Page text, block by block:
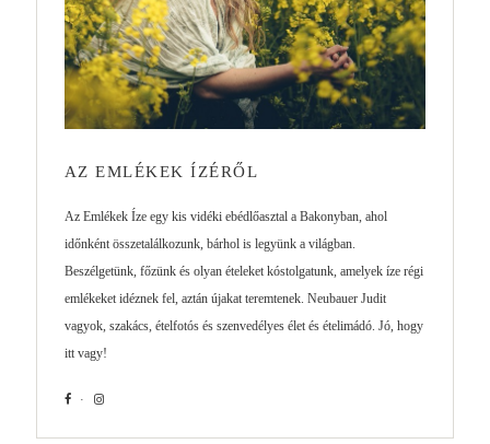
AZ EMLÉKEK ÍZÉRŐL
Az Emlékek Íze egy kis vidéki ebédlőasztal a Bakonyban, ahol
időnként összetalálkozunk, bárhol is legyünk a világban.
Beszélgetünk, főzünk és olyan ételeket kóstolgatunk, amelyek íze régi
emlékeket idéznek fel, aztán újakat teremtenek. Neubauer Judit
vagyok, szakács, ételfotós és szenvedélyes élet és ételimádó. Jó, hogy
itt vagy!